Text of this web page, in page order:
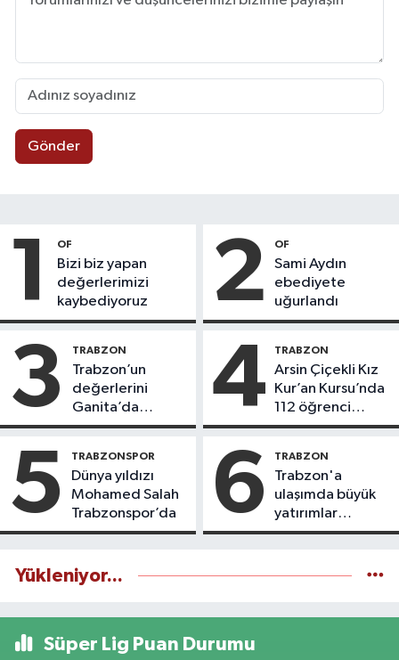
Gönder
1 OF
Bizi biz yapan
değerlerimizi
kaybediyoruz
2 OF
Sami Aydın
ebediyete
uğurlandı
3 TRABZON
Trabzon’un
değerlerini
Ganita’da
yaşatıyoruz
4 TRABZON
Arsin Çiçekli Kız
Kur’an Kursu’nda
112 öğrenci
icazet aldı
5 TRABZONSPOR
Dünya yıldızı
Mohamed Salah
Trabzonspor’da
6 TRABZON
Trabzon'a
ulaşımda büyük
yatırımlar
yapılıyor
Yükleniyor...
Süper Lig Puan Durumu